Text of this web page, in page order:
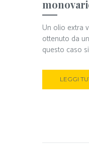
Un olio extra
ottenuto da
questo caso
LEGGI